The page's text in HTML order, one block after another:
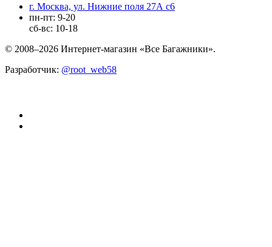
г. Москва, ул. Нижние поля 27А с6
пн-пт: 9-20
сб-вс: 10-18
© 2008–2026 Интернет-магазин «Все Багажники».
Разработчик: @root_web58